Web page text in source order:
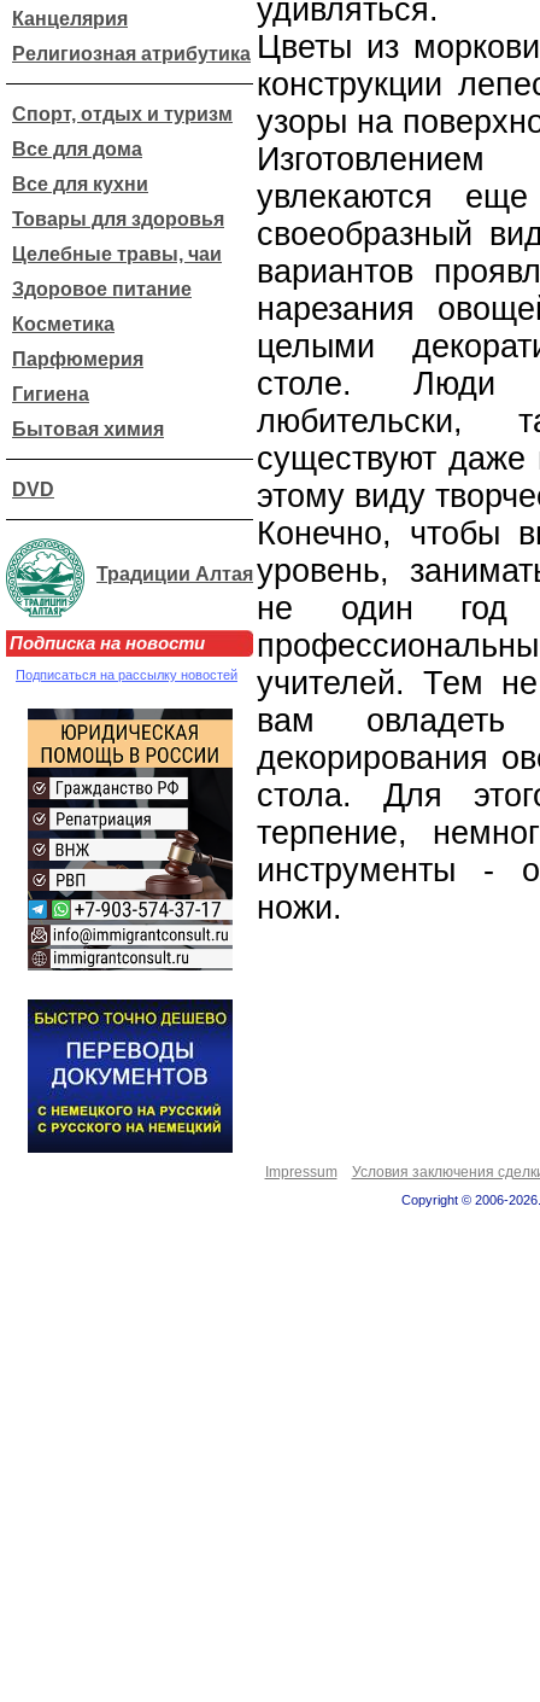
Канцелярия
Религиозная атрибутика
Спорт, отдых и туризм
Все для дома
Все для кухни
Товары для здоровья
Целебные травы, чаи
Здоровое питание
Косметика
Парфюмерия
Гигиена
Бытовая химия
DVD
Традиции Алтая
Подписка на новости
Подписаться на рассылку новостей
удивляться.
Цветы из
конструкции
узоры на
увлекаются
своеобразный
вариантов
нарезания
целыми
столе. Люди
любительски,
существуют даже
этому виду
Конечно, чтобы
уровень,
не один
учителей. Тем
вам овладеть
декорирования
стола. Для
терпение,
инструменты -
ножи.
Impressum Условия заключения
Copyright © 2006-